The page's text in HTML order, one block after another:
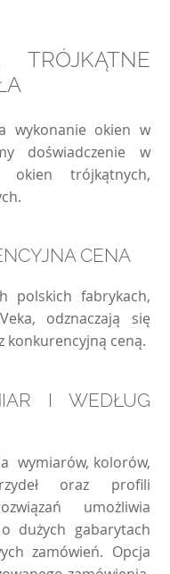
wykonanie okien w
doświadczenie w
trójkątnych,
CENA
polskich fabrykach,
odznaczają się
konkurencyjną ceną.
I WEDŁUG
wymiarów, kolorów,
oraz profili
umożliwia
dużych gabarytach
zamówień. Opcja